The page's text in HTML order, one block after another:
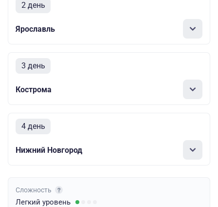
2 день
Ярославль
3 день
Кострома
4 день
Нижний Новгород
Сложность
Легкий уровень